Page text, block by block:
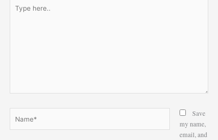
here..
Save
my name,
email, and